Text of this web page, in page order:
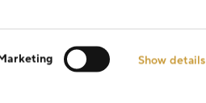
Show details